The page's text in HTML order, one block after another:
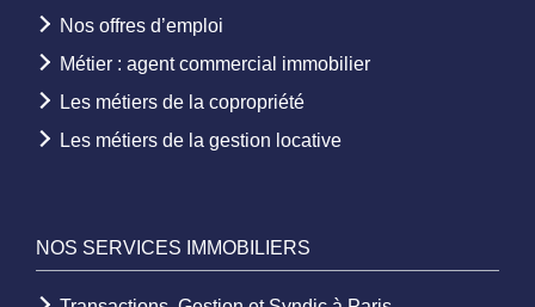
Nos offres d’emploi
Métier : agent commercial immobilier
Les métiers de la copropriété
Les métiers de la gestion locative
NOS SERVICES IMMOBILIERS